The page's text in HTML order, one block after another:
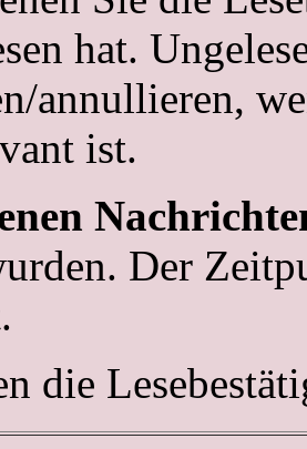
hat.
annullieren,
ist.
Der
die